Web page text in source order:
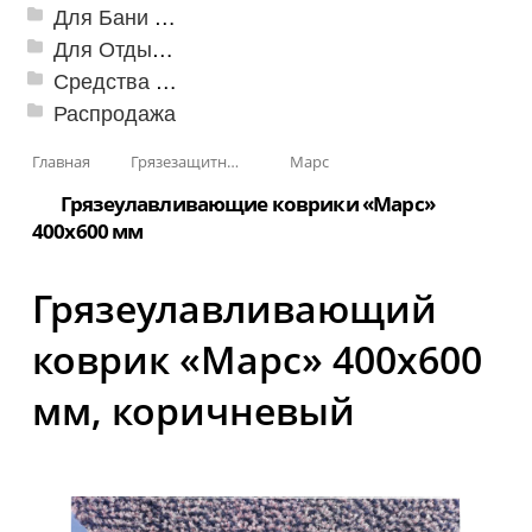
Для Бани и Сауны
Для Отдыха и Пикника
Средства от насекомых и садовых вредителей
Распродажа
Главная Грязезащитные, влаговпитывающие покрытия Марс
Грязеулавливающие коврики «Марс»
400x600 мм
Грязеулавливающий
коврик «Марс» 400x600
мм, коричневый